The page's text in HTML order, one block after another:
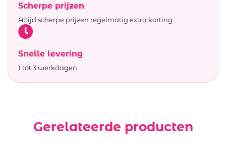
Scherpe prijzen
Altijd scherpe prijzen regelmatig extra korting
Snelle levering
1 tot 3 werkdagen
Gerelateerde producten